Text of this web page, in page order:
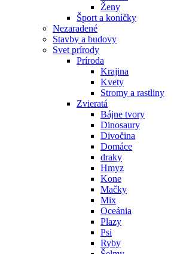
Ženy
Šport a koníčky
Nezaradené
Stavby a budovy
Svet prírody
Príroda
Krajina
Kvety
Stromy a rastliny
Zvieratá
Bájne tvory
Dinosaury
Divočina
Domáce
draky
Hmyz
Kone
Mačky
Mix
Oceánia
Plazy
Psi
Ryby